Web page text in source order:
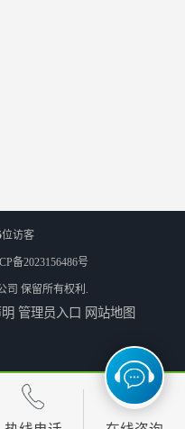
位访客
备2023156486号
司 保留所有权利.
管理员入口 网站地图